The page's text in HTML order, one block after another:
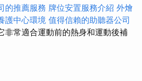
的推薦服務 牌位安置服務介紹 外燴
護中心環境 值得信賴的助聽器公司
非常適合運動前的熱身和運動後補